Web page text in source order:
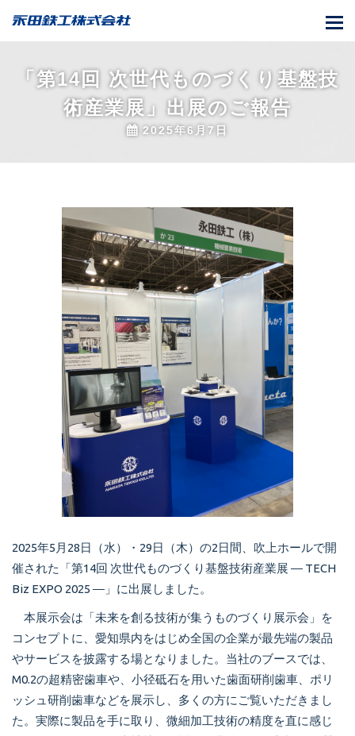
T
o
g
「第14回 次世代ものづくり基盤技
術産業展」出展のご報告
2025年6月7日
2025年5月28日（水）・29日（木）の2日間、吹上ホールで開
催された「第14回 次世代ものづくり基盤技術産業展 ― TECH
Biz EXPO 2025 ―」に出展しました。
本展示会は「未来を創る技術が集うものづくり展示会」を
コンセプトに、愛知県内をはじめ全国の企業が最先端の製品
やサービスを披露する場となりました。当社のブースでは、
M0.2の超精密歯車や、小径砥石を用いた歯面研削歯車、ポリ
ッシュ研削歯車などを展示し、多くの方にご覧いただきまし
た。実際に製品を手に取り、微細加工技術の精度を直に感じ